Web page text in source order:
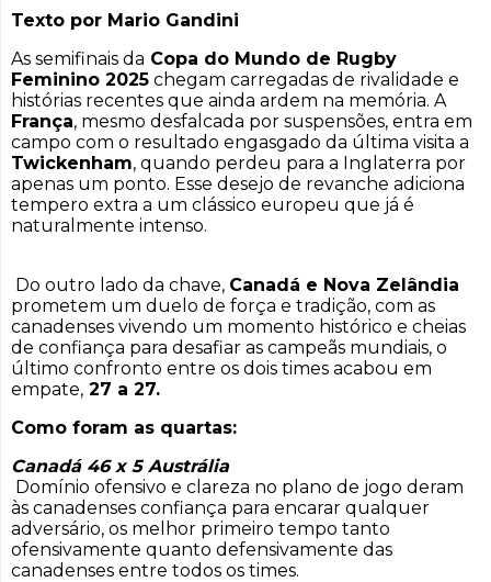
Texto por Mario Gandini
As semifinais da Copa do Mundo de Rugby
Feminino 2025 chegam carregadas de rivalidade e
histórias recentes que ainda ardem na memória. A
França, mesmo desfalcada por suspensões, entra em
campo com o resultado engasgado da última visita a
Twickenham, quando perdeu para a Inglaterra por
apenas um ponto. Esse desejo de revanche adiciona
tempero extra a um clássico europeu que já é
naturalmente intenso.
Do outro lado da chave, Canadá e Nova Zelândia
prometem um duelo de força e tradição, com as
canadenses vivendo um momento histórico e cheias
de confiança para desafiar as campeãs mundiais, o
último confronto entre os dois times acabou em
empate, 27 a 27.
Como foram as quartas:
Canadá 46 x 5 Austrália
Domínio ofensivo e clareza no plano de jogo deram
às canadenses confiança para encarar qualquer
adversário, os melhor primeiro tempo tanto
ofensivamente quanto defensivamente das
canadenses entre todos os times.